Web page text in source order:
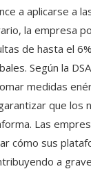
a aplicarse a
la empresa
de hasta el
Según la
medidas
que los
Las
cómo sus
a